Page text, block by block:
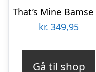
kr. 349,95
Gå til shop